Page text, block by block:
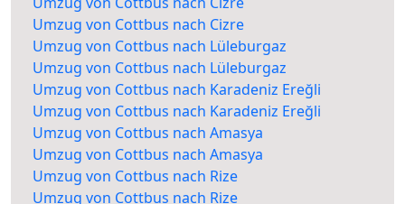
Umzug von Cottbus nach Cizre
Umzug von Cottbus nach Lüleburgaz
Umzug von Cottbus nach Lüleburgaz
Umzug von Cottbus nach Karadeniz Ereğli
Umzug von Cottbus nach Karadeniz Ereğli
Umzug von Cottbus nach Amasya
Umzug von Cottbus nach Amasya
Umzug von Cottbus nach Rize
Umzug von Cottbus nach Rize